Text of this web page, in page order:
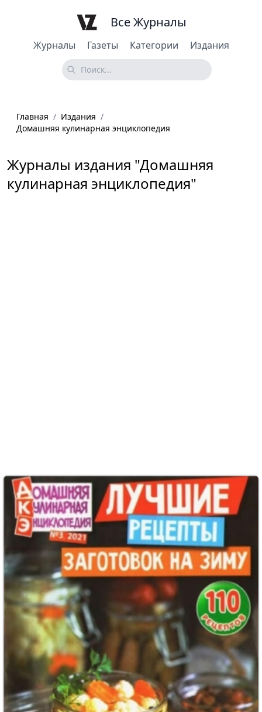
Журналы Газеты Категории Издания
Все Журналы
Главная / Издания /
Домашняя кулинарная энциклопедия
Журналы издания "Домашняя
кулинарная энциклопедия"